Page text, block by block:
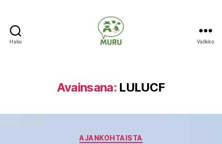
Haku Valikko
Avainsana: LULUCF
Kategoriat
AJANKOHTAISTA